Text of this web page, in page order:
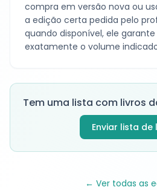
compra em versão nova ou
a edição certa pedida pelo
quando disponível, ele
exatamente o volume
Tem uma lista com livros
Enviar lista de
← Ver todas as